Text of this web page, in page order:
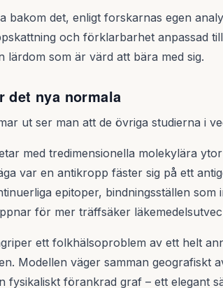
bakom det, enligt forskarnas egen
och förklarbarhet anpassad
lärdom som är värd att bära med sig.
det nya normala
ut ser man att de övriga studierna i
med tredimensionella molekylära
var en antikropp fäster sig på ett
epitoper, bindningsställen som
för mer träffsäker
ett folkhälsoproblem av ett helt
Modellen väger samman geografiskt
fysikaliskt förankrad graf – ett elegant